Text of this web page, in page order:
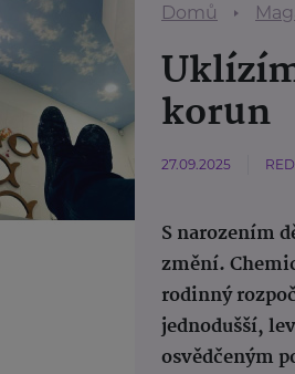
Domů
korun
27.09.2025
S narozením
změní.
rodinný
jednodušší,
osvědčeným